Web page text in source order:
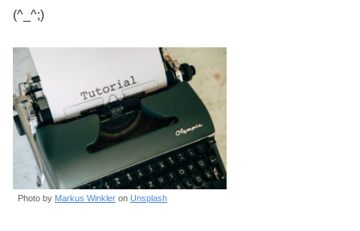
(^_^;)
Photo by Markus Winkler on Unsplash